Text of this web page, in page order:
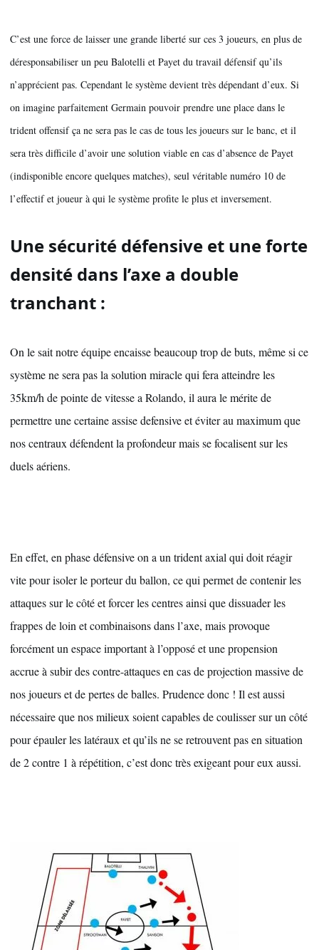
C’est une force de laisser une grande liberté sur ces 3 joueurs, en plus de
déresponsabiliser un peu Balotelli et Payet du travail défensif qu’ils
n’apprécient pas. Cependant le système devient très dépendant d’eux. Si
on imagine parfaitement Germain pouvoir prendre une place dans le
trident offensif ça ne sera pas le cas de tous les joueurs sur le banc, et il
sera très difficile d’avoir une solution viable en cas d’absence de Payet
(indisponible encore quelques matches), seul véritable numéro 10 de
l’effectif et joueur à qui le système profite le plus et inversement.
Une sécurité défensive et une forte
densité dans l’axe a double
tranchant :
On le sait notre équipe encaisse beaucoup trop de buts, même si ce
système ne sera pas la solution miracle qui fera atteindre les
35km/h de pointe de vitesse a Rolando, il aura le mérite de
permettre une certaine assise defensive et éviter au maximum que
nos centraux défendent la profondeur mais se focalisent sur les
duels aériens.
En effet, en phase défensive on a un trident axial qui doit réagir
vite pour isoler le porteur du ballon, ce qui permet de contenir les
attaques sur le côté et forcer les centres ainsi que dissuader les
frappes de loin et combinaisons dans l’axe, mais provoque
forcément un espace important à l’opposé et une propension
accrue à subir des contre-attaques en cas de projection massive de
nos joueurs et de pertes de balles. Prudence donc ! Il est aussi
nécessaire que nos milieux soient capables de coulisser sur un côté
pour épauler les latéraux et qu’ils ne se retrouvent pas en situation
de 2 contre 1 à répétition, c’est donc très exigeant pour eux aussi.